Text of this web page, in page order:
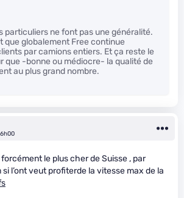
particuliers ne font pas une généralité.
que globalement Free continue
par camions entiers. Et ça reste le
que -bonne ou médiocre- la qualité de
au plus grand nombre.
forcément le plus cher de Suisse , par
l’ont veut profiterde la vitesse max de la